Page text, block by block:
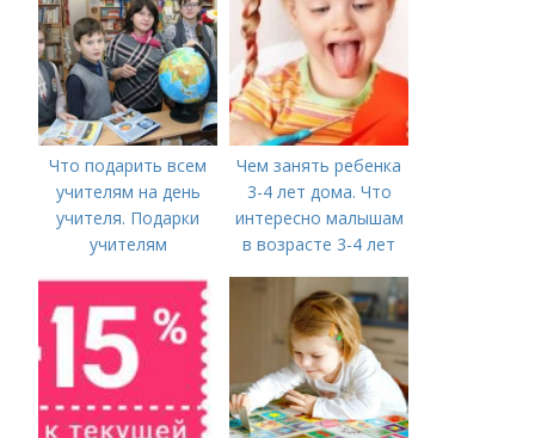
лет»
Что подарить всем
учителям на день
учителя. Подарки
учителям
Чем занять ребенка
3-4 лет дома. Что
интересно малышам
в возрасте 3-4 лет